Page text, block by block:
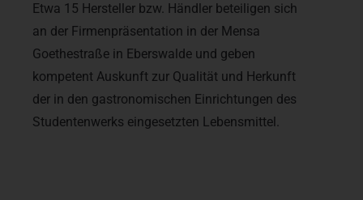
Etwa 15 Hersteller bzw. Händler beteiligen sich
an der Firmenpräsentation in der Mensa
Goethestraße in Eberswalde und geben
kompetent Auskunft zur Qualität und Herkunft
der in den gastronomischen Einrichtungen des
Studentenwerks eingesetzten Lebensmittel.